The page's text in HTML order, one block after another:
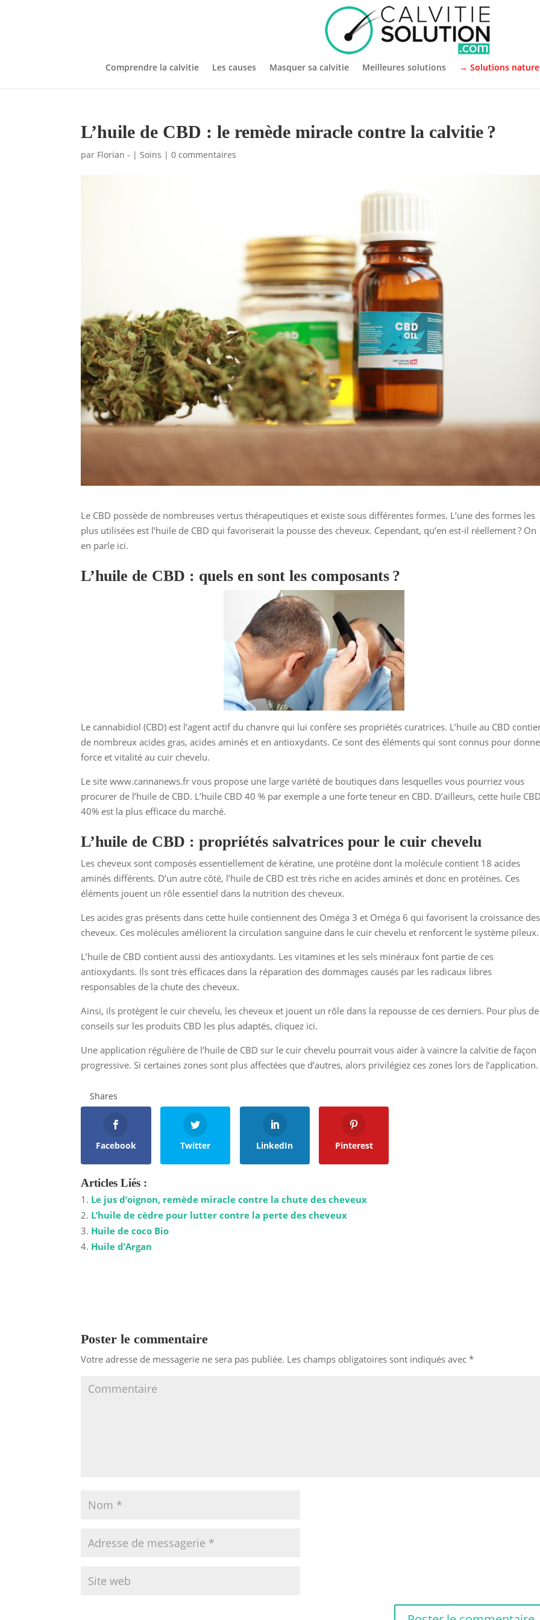
Comprendre la calvitie Les causes Masquer sa calvitie Meilleures solutions → Solutions
L’huile de CBD : le remède miracle contre la calvitie ?
par Florian - |Soins |0 commentaires
Le CBD possède de nombreuses vertus thérapeutiques et existe sous différentes formes. L’une des formes les
plus utilisées est l’huile de CBD qui favoriserait la pousse des cheveux. Cependant, qu’en est-il réellement ? On
en parle ici.
L’huile de CBD : quels en sont les composants ?
Le cannabidiol (CBD) est l’agent actif du chanvre qui lui confère ses propriétés curatrices. L’huile au CBD
de nombreux acides gras, acides aminés et en antioxydants. Ce sont des éléments qui sont connus pour
force et vitalité au cuir chevelu.
Le site www.cannanews.fr vous propose une large variété de boutiques dans lesquelles vous pourriez vous
procurer de l’huile de CBD. L’huile CBD 40 % par exemple a une forte teneur en CBD. D’ailleurs, cette huile CBD
40% est la plus efficace du marché.
L’huile de CBD : propriétés salvatrices pour le cuir chevelu
Les cheveux sont composés essentiellement de kératine, une protéine dont la molécule contient 18 acides
aminés différents. D’un autre côté, l’huile de CBD est très riche en acides aminés et donc en protéines. Ces
éléments jouent un rôle essentiel dans la nutrition des cheveux.
Les acides gras présents dans cette huile contiennent des Oméga 3 et Oméga 6 qui favorisent la croissance des
cheveux. Ces molécules améliorent la circulation sanguine dans le cuir chevelu et renforcent le système pileux.
L’huile de CBD contient aussi des antioxydants. Les vitamines et les sels minéraux font partie de ces
antioxydants. Ils sont très efficaces dans la réparation des dommages causés par les radicaux libres
responsables de la chute des cheveux.
Ainsi, ils protègent le cuir chevelu, les cheveux et jouent un rôle dans la repousse de ces derniers. Pour plus de
conseils sur les produits CBD les plus adaptés, cliquez ici.
Une application régulière de l’huile de CBD sur le cuir chevelu pourrait vous aider à vaincre la calvitie de façon
progressive. Si certaines zones sont plus affectées que d’autres, alors privilégiez ces zones lors de l’application.
Shares
Facebook Twitter LinkedIn Pinterest
Articles Liés :
Le jus d’oignon, remède miracle contre la chute des cheveux
L’huile de cèdre pour lutter contre la perte des cheveux
Huile de coco Bio
Huile d’Argan
Poster le commentaire
Votre adresse de messagerie ne sera pas publiée. Les champs obligatoires sont indiqués avec*